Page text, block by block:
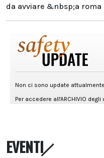
da avviare &nbsp;a
EVENTI